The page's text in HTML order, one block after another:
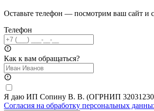
Оставьте телефон — посмотрим ваш сайт и
Телефон
Как к вам обращаться?
Я даю ИП Сопину В. В. (ОГРНИП
Согласия на обработку персональных